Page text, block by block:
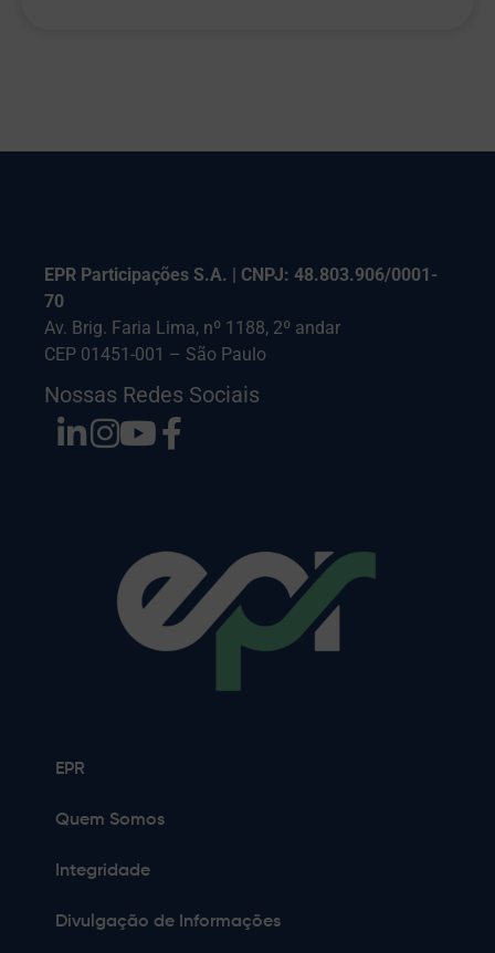
EPR Participações S.A. | CNPJ: 48.803.906/0001-
70
Av. Brig. Faria Lima, nº 1188, 2º andar
CEP 01451-001 – São Paulo
Nossas Redes Sociais
EPR
Quem Somos
Integridade
Divulgação de Informações